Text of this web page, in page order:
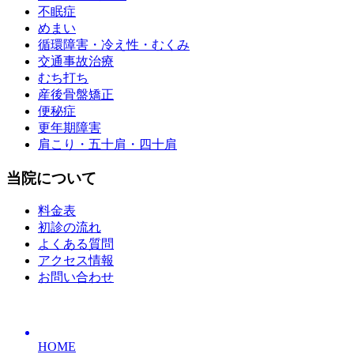
不眠症
めまい
循環障害・冷え性・むくみ
交通事故治療
むち打ち
産後骨盤矯正
便秘症
更年期障害
肩こり・五十肩・四十肩
当院について
料金表
初診の流れ
よくある質問
アクセス情報
お問い合わせ
HOME